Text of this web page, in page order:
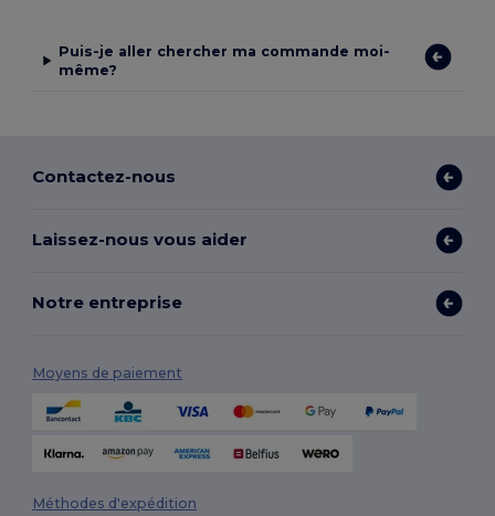
Puis-je aller chercher ma commande moi-
même?
Contactez-nous
Laissez-nous vous aider
Notre entreprise
Moyens de paiement
Méthodes d'expédition